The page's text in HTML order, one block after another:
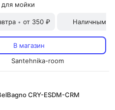
для мойки
• от 350 ₽ Наличными
В магазин
Santehnika-room
CRY-ESDM-CRM